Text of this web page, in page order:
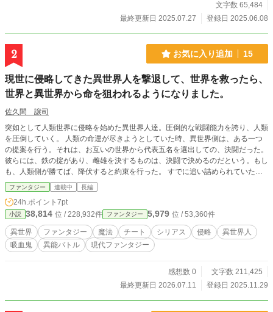
文字数 65,484
最終更新日 2025.07.27
登録日 2025.06.08
2 お気に入り追加 15
現世に侵略してきた異世界人を撃退して、世界を救ったら、
世界と異世界から命を狙われるようになりました。
佐久間 譲司
突如として人類世界に侵略を始めた異世界人達。圧倒的な戦闘能力を誇り、人類
を圧倒していく。 人類の命運が尽きようとしていた時、異世界側は、ある一つ
の提案を行う。それは、お互いの世界から代表五名を選出しての、決闘だった。
彼らには、鉄の掟があり、雌雄を決するものは、決闘で決めるのだという。もし
も、人類側が勝てば、降伏すると約束を行った。 すでに追い詰められていた人
類は、否応がなしに決闘を受け入れた。そして、決闘が始まり、人類は一方的に
虐殺されていった。 『瀉血』の能力を持つ篠崎直斗は、変装を行い、その決闘
場に乱入する。『瀉血』の力を使い、それまでとは逆に、異世界側を圧倒し、勝
利をする。 勝利後、直斗は、正体が発覚することなく、その場を離れることに
成功した。 異世界側は、公約通り、人類の軍門に下った。 やがて、人類を勝利
に導いた直斗は、人類側、異世界側両方からその身を狙われるようになる。人類
側からは、異世界の脅威に対する対抗策として、異世界側からは、復讐と力の秘
ファンタジー 連載中 長編
24h.ポイント 7pt
小説 38,814 位 / 228,932件 ファンタジー 5,979 位 / 53,360件
異世界 ファンタジー 魔法 チート シリアス 侵略
異世界人
吸血鬼
異能バトル 現代ファンタジー
感想数 0
文字数 211,425
最終更新日 2026.07.11
登録日 2025.11.29